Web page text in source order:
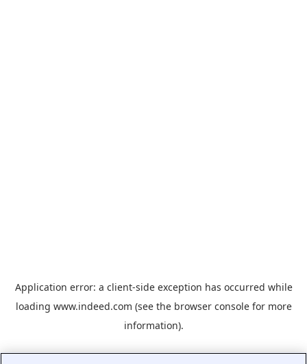
Application error: a client-side exception has occurred while
loading www.indeed.com (see the browser consolefor more
information).